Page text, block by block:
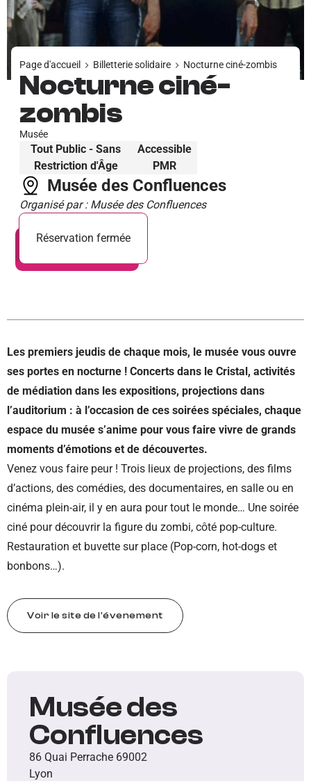
Page d'accueil Billetterie solidaire Nocturne ciné-zombis
Nocturne ciné-
zombis
Musée
Tout Public - Sans
Restriction d'Âge
Accessible
PMR
Musée des Confluences
Organisé par : Musée des Confluences
Réservation fermée
Les premiers jeudis de chaque mois, le musée vous ouvre
ses portes en nocturne ! Concerts dans le Cristal, activités
de médiation dans les expositions, projections dans
l’auditorium : à l’occasion de ces soirées spéciales, chaque
espace du musée s’anime pour vous faire vivre de grands
moments d’émotions et de découvertes.
Venez vous faire peur ! Trois lieux de projections, des films
d’actions, des comédies, des documentaires, en salle ou en
cinéma plein-air, il y en aura pour tout le monde… Une soirée
ciné pour découvrir la figure du zombi, côté pop-culture.
Restauration et buvette sur place (Pop-corn, hot-dogs et
bonbons…).
Voir le site de l'évenement
Musée des
Confluences
86 Quai Perrache 69002
Lyon